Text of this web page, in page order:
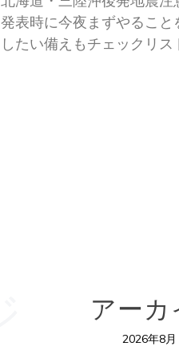
発表時に今夜まずやるこ
したい備えもチェックリス
アー
2026年8月